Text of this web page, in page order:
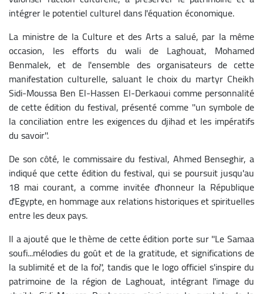
intégrer le potentiel culturel dans l'équation économique.
La ministre de la Culture et des Arts a salué, par la même
occasion, les efforts du wali de Laghouat, Mohamed
Benmalek, et de l'ensemble des organisateurs de cette
manifestation culturelle, saluant le choix du martyr Cheikh
Sidi-Moussa Ben El-Hassen El-Derkaoui comme personnalité
de cette édition du festival, présenté comme ''un symbole de
la conciliation entre les exigences du djihad et les impératifs
du savoir''.
De son côté, le commissaire du festival, Ahmed Benseghir, a
indiqué que cette édition du festival, qui se poursuit jusqu'au
18 mai courant, a comme invitée d'honneur la République
d'Egypte, en hommage aux relations historiques et spirituelles
entre les deux pays.
Il a ajouté que le thème de cette édition porte sur ''Le Samaa
soufi...mélodies du goût et de la gratitude, et significations de
la sublimité et de la foi'', tandis que le logo officiel s'inspire du
patrimoine de la région de Laghouat, intégrant l'image du